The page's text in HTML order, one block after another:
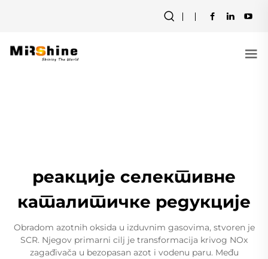
реакције селективне
каталитичке редукције
Obradom azotnih oksida u izduvnim gasovima, stvoren je
SCR. Njegov primarni cilj je transformacija krivog NOx
zagađivača u bezopasan azot i vodenu paru. Među